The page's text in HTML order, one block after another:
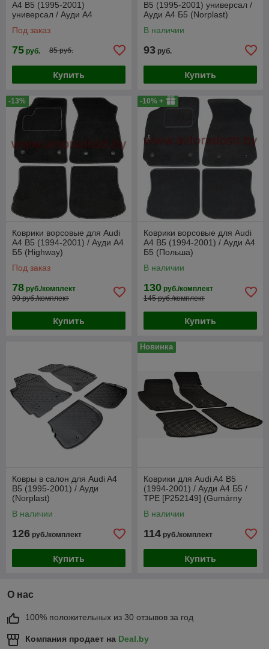
A4 B5 (1995-2001)
универсал / Ауди А4
Под заказ
75 руб. 85 руб.
Купить
B5 (1995-2001) универсал /
Ауди А4 Б5 (Norplast)
В наличии
93 руб.
Купить
-13%
Коврики ворсовые для Audi
A4 B5 (1994-2001) / Ауди А4
Б5 (Highway)
Под заказ
78 руб./комплект
90 руб./комплект
Купить
-10% +
Коврики ворсовые для Audi
A4 B5 (1994-2001) / Ауди А4
Б5 (Польша)
В наличии
130 руб./комплект
145 руб./комплект
Купить
Ковры в салон для Audi A4
B5 (1995-2001) / Ауди
(Norplast)
В наличии
126 руб./комплект
Купить
Новинка
Коврики для Audi A4 B5
(1994-2001) / Ауди А4 Б5 /
TPE [P252149] (Gumárny
В наличии
114 руб./комплект
Купить
О нас
100% положительных из 30 отзывов за год
Компания продает на Deal.by